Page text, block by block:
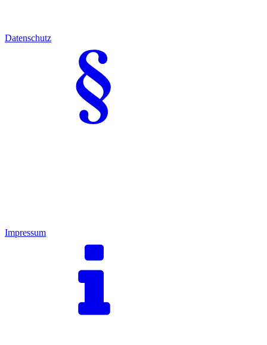
Datenschutz
Impressum